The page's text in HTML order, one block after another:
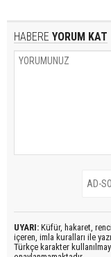
HABERE YORUM KAT
UYARI: Küfür, hakaret,
içeren, imla kuralları ile
Türkçe karakter